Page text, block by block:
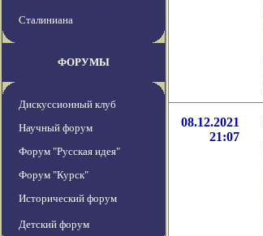
Сталиниана
ФОРУМЫ
Дискуссионный клуб
Научный форум
Форум "Русская идея"
Форум "Курск"
Исторический форум
Детский форум
08.12.2021
21:07